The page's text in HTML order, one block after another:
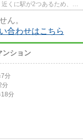
くに駅が2つあるため、用
ん。
合わせはこちら
ンション
7分
分
18分